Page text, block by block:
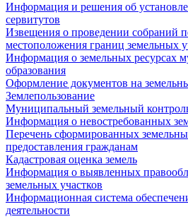
Информация и решения об
сервитутов
Извещения о проведении собраний
местоположения границ земельных
Информация о земельных ресурсах
образования
Оформление документов на
Землепользование
Муниципальный земельный
Информация о невостребованных
Перечень сформированных
предоставления гражданам
Кадастровая оценка земель
Информация о выявленных
земельных участков
Информационная система
деятельности